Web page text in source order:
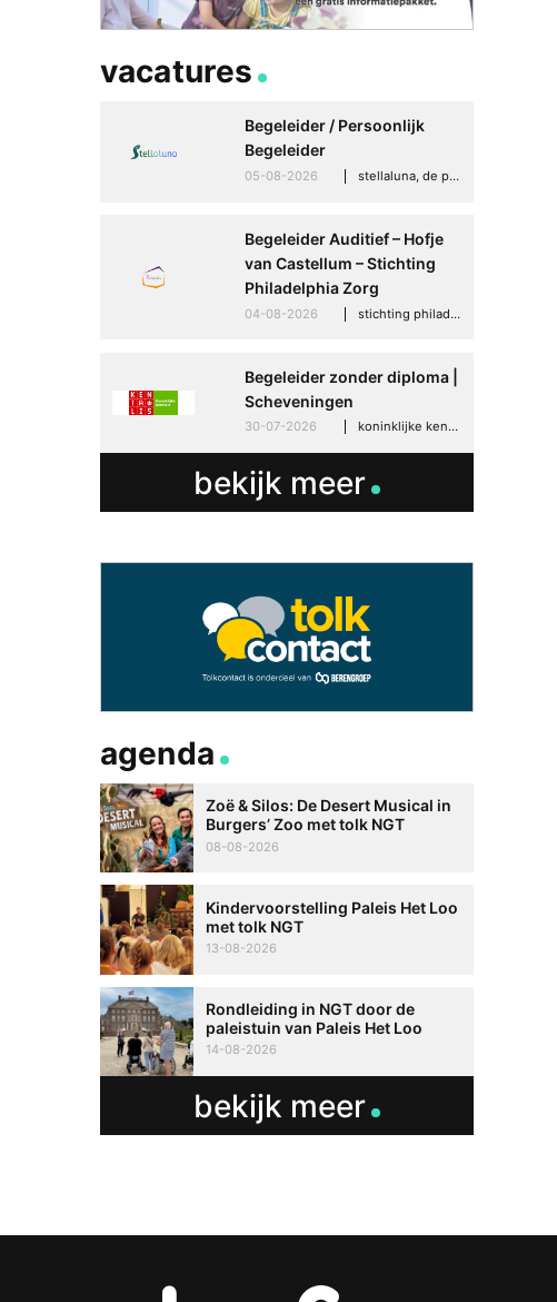
vacatures
Begeleider / Persoonlijk
Begeleider
05-08-2026 stellaluna, de punt (drenthe)
Begeleider Auditief – Hofje
van Castellum – Stichting
Philadelphia Zorg
04-08-2026 stichting philadelphia zorg, den haag
Begeleider zonder diploma |
Scheveningen
30-07-2026 koninklijke kentalis, scheveningen
bekijk meer
agenda
Zoë & Silos: De Desert Musical in
Burgers’ Zoo met tolk NGT
08-08-2026
Kindervoorstelling Paleis Het Loo
met tolk NGT
13-08-2026
Rondleiding in NGT door de
paleistuin van Paleis Het Loo
14-08-2026
bekijk meer